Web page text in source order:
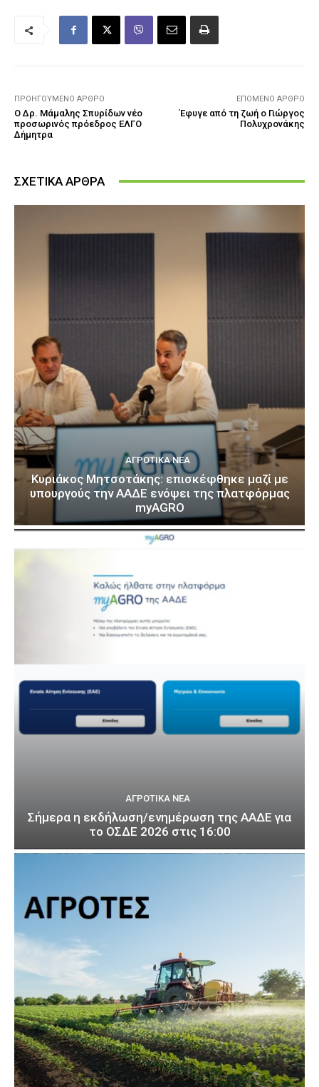
ΠΡΟΗΓΟΎΜΕΝΟ ΆΡΘΡΟ
Ο Δρ. Μάμαλης Σπυρίδων νέο
προσωρινός πρόεδρος ΕΛΓΟ
Δήμητρα
ΕΠΌΜΕΝΟ ΆΡΘΡΟ
Έφυγε από τη ζωή ο Γιώργος
Πολυχρονάκης
ΣΧΕΤΙΚΑ ΑΡΘΡΑ
ΑΓΡΟΤΙΚΆ ΝΈΑ
Κυριάκος Μητσοτάκης: επισκέφθηκε μαζί με
υπουργούς την ΑΑΔΕ ενόψει της πλατφόρμας
myAGRO
ΑΓΡΟΤΙΚΆ ΝΈΑ
Σήμερα η εκδήλωση/ενημέρωση της ΑΑΔΕ για
το ΟΣΔΕ 2026 στις 16:00